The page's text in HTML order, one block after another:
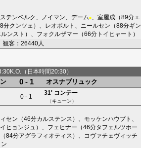
テンベルク ノイマン デーム■ 室屋成 （89分エ
分クンツェ ）、 レオポルト ニールセン （88分ギン
ルンスト ）、 フォクルザマー （66分 トイヒャート ）
観客：26440人
（日本時間20:30）
0 - 1 オスナブリュック
0 - 1
31' コンテー
（キューン）
セン （46分カルステンス ）、 モッケンハウプト
イヒョンジュ ）、 フェヒナー （46分タフェルツホー
（84分アグラフィオティス ）、
コヴァチェヴィッチ